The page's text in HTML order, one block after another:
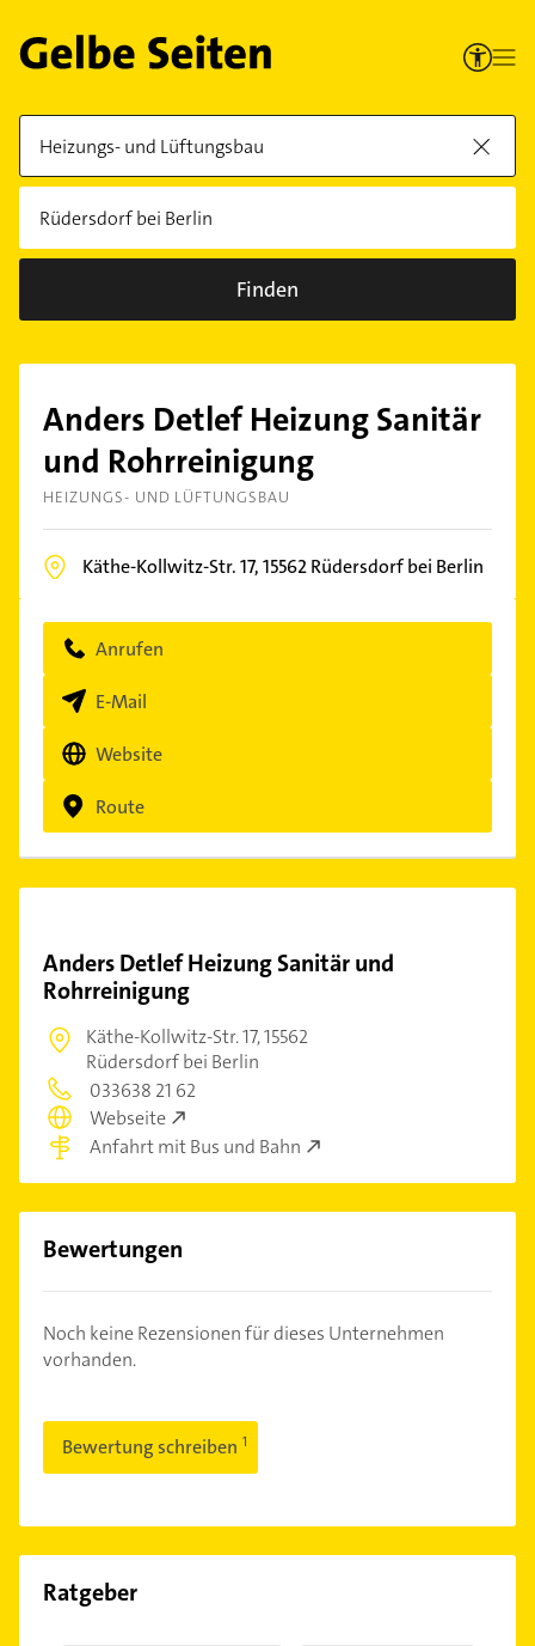
Finden
Anders Detlef Heizung Sanitär
und Rohrreinigung
HEIZUNGS- UND LÜFTUNGSBAU
Käthe-Kollwitz-Str. 17,15562Rüdersdorf bei Berlin
Anrufen
E-Mail
Website
Route
Anders Detlef Heizung Sanitär und
Rohrreinigung
Käthe-Kollwitz-Str. 17,15562
Rüdersdorf bei Berlin
033638 21 62
Webseite
Anfahrt mit Bus und Bahn
Bewertungen
Noch keine Rezensionen für dieses Unternehmen
vorhanden.
Bewertung schreiben
Ratgeber